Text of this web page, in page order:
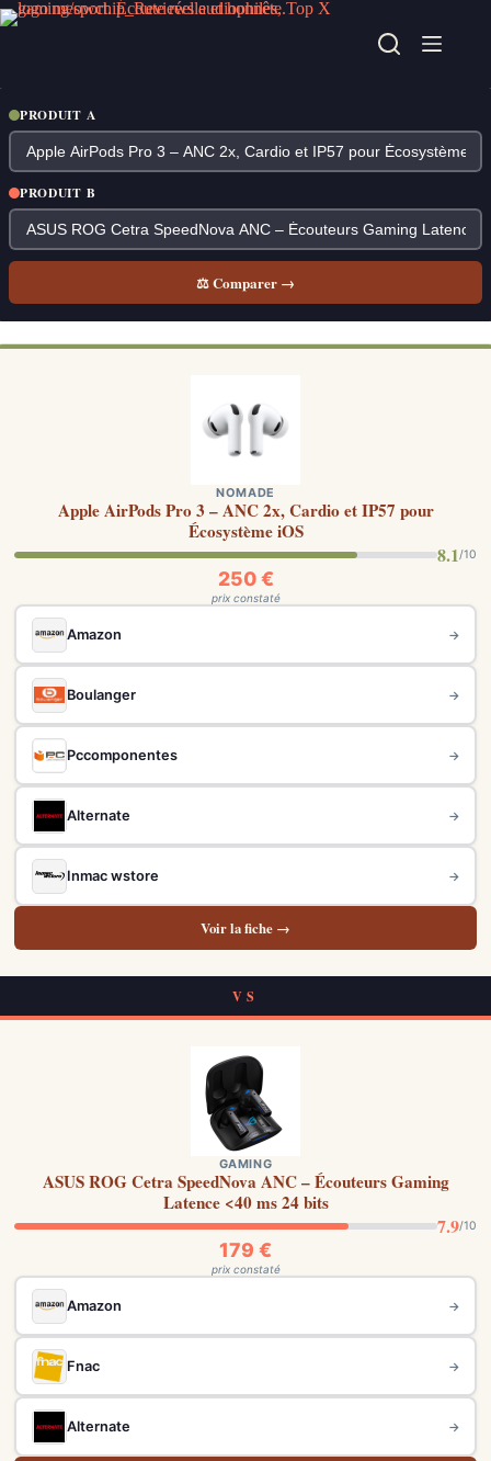
Passer
au
PRODUIT A
PRODUIT B
⚖ Comparer →
NOMADE
Apple AirPods Pro 3 – ANC 2x, Cardio et IP57 pour
Écosystème iOS
8.1/10
250 €
prix constaté
Amazon →
Boulanger →
Pccomponentes →
Alternate →
Inmac wstore →
Voir la fiche →
VS
GAMING
ASUS ROG Cetra SpeedNova ANC – Écouteurs Gaming
Latence <40 ms 24 bits
7.9/10
179 €
prix constaté
Amazon →
Fnac →
Alternate →